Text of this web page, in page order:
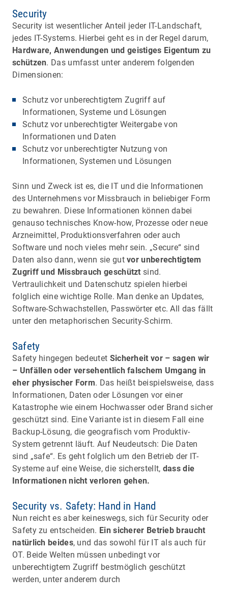
Security
Security ist wesentlicher Anteil jeder IT-Landschaft,
jedes IT-Systems. Hierbei geht es in der Regel darum,
Hardware, Anwendungen und geistiges Eigentum zu
schützen. Das umfasst unter anderem folgenden
Dimensionen:
Schutz vor unberechtigtem Zugriff auf
Informationen, Systeme und Lösungen
Schutz vor unberechtigter Weitergabe von
Informationen und Daten
Schutz vor unberechtigter Nutzung von
Informationen, Systemen und Lösungen
Sinn und Zweck ist es, die IT und die Informationen
des Unternehmens vor Missbrauch in beliebiger Form
zu bewahren. Diese Informationen können dabei
genauso technisches Know-how, Prozesse oder neue
Arzneimittel, Produktionsverfahren oder auch
Software und noch vieles mehr sein. „Secure“ sind
Daten also dann, wenn sie gutvor unberechtigtem
Zugriff und Missbrauch geschützt sind.
Vertraulichkeit und Datenschutz spielen hierbei
folglich eine wichtige Rolle. Man denke an Updates,
Software-Schwachstellen, Passwörter etc. All das fällt
unter den metaphorischen Security-Schirm.
Safety
Safety hingegen bedeutet Sicherheit vor – sagen wir
– Unfällen oder versehentlich falschem Umgang in
eher physischer Form. Das heißt beispielsweise, dass
Informationen, Daten oder Lösungen vor einer
Katastrophe wie einem Hochwasser oder Brand sicher
geschützt sind. Eine Variante ist in diesem Fall eine
Backup-Lösung, die geografisch vom Produktiv-
System getrennt läuft. Auf Neudeutsch: Die Daten
sind „safe“. Es geht folglich um den Betrieb der IT-
Systeme auf eine Weise, die sicherstellt, dass die
Informationen nicht verloren gehen.
Security vs. Safety: Hand in Hand
Nun reicht es aber keineswegs, sich für Security oder
Safety zu entscheiden. Ein sicherer Betrieb braucht
natürlich beides, und das sowohl für IT als auch für
OT. Beide Welten müssen unbedingt vor
unberechtigtem Zugriff bestmöglich geschützt
werden, unter anderem durch